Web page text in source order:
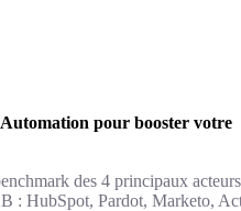
pour booster votre
des 4 principaux
: HubSpot, Pardot, Marketo,